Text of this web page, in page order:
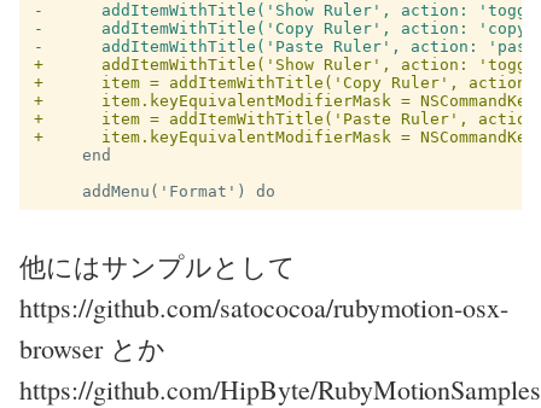
-      addItemWithTitle('Show Ruler', action:
-      addItemWithTitle('Copy Ruler', action:
+      addItemWithTitle('Show Ruler', action:
+      item = addItemWithTitle('Copy Ruler',
+      item.keyEquivalentModifierMask =
+      item = addItemWithTitle('Paste Ruler',
     end
他にはサンプルとして
https://github.com/satococoa/rubymotion-osx-
browser とか
https://github.com/HipByte/RubyMotionSamples